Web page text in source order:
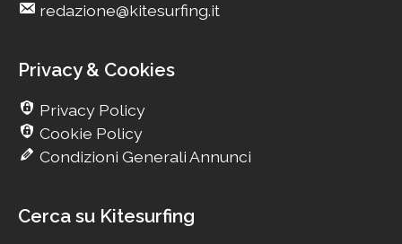
redazione@kitesurfing.it
Privacy & Cookies
Privacy Policy
Cookie Policy
Condizioni Generali Annunci
Cerca su Kitesurfing